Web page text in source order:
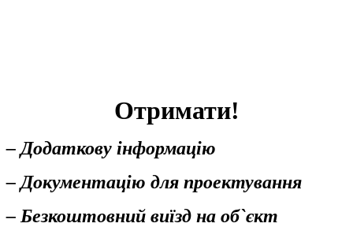
Отримати!
– Додаткову інформацію
– Документацію для проектування
– Безкоштовний виїзд на об`єкт